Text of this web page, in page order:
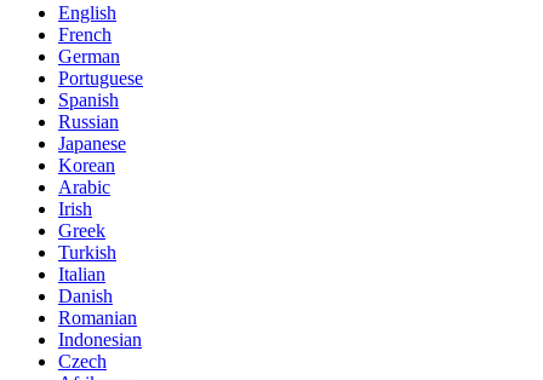
English
French
German
Portuguese
Spanish
Russian
Japanese
Korean
Arabic
Irish
Greek
Turkish
Italian
Danish
Romanian
Indonesian
Czech